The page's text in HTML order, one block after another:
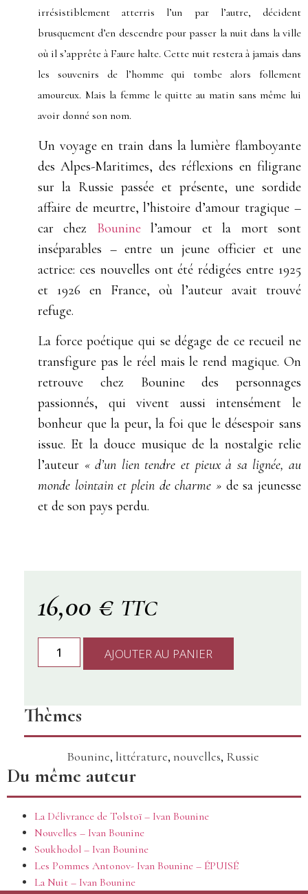
irrésistiblement atterris l’un par l’autre, décident
brusquement d’en descendre pour passer la nuit dans la ville
où il s’apprête à Faure halte. Cette nuit restera à jamais dans
les souvenirs de l’homme qui tombe alors follement
amoureux. Mais la femme le quitte au matin sans même lui
avoir donné son nom.
Un voyage en train dans la lumière flamboyante
des Alpes-Maritimes, des réflexions en filigrane
sur la Russie passée et présente, une sordide
affaire de meurtre, l’histoire d’amour tragique –
car chez Bouninel’amour et la mort sont
inséparables – entre un jeune officier et une
actrice: ces nouvelles ont été rédigées entre 1925
et 1926 en France, où l’auteur avait trouvé
refuge.
La force poétique qui se dégage de ce recueil ne
transfigure pas le réel mais le rend magique. On
retrouve chez Bounine des personnages
passionnés, qui vivent aussi intensément le
bonheur que la peur, la foi que le désespoir sans
issue. Et la douce musique de la nostalgie relie
l’auteur « d’un lien tendre et pieux à sa lignée, au
monde lointain et plein de charme » de sa jeunesse
et de son pays perdu.
16,00 € TTC
AJOUTER AU PANIER
Thèmes
Bounine, littérature, nouvelles, Russie
Du même auteur
La Délivrance de Tolstoï – Ivan Bounine
Nouvelles – Ivan Bounine
Soukhodol – Ivan Bounine
Les Pommes Antonov- Ivan Bounine – ÉPUISÉ
La Nuit – Ivan Bounine